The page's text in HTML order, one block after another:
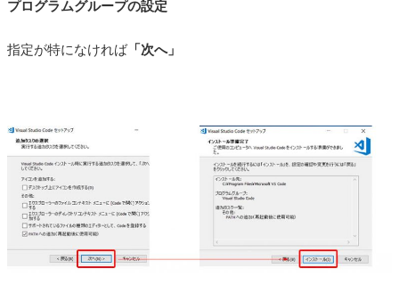
プログラムグループの設定
指定が特になければ「次へ」